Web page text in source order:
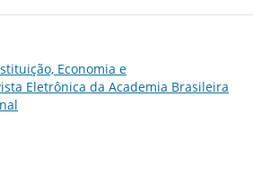
Economia e
Eletrônica da Academia Brasileira